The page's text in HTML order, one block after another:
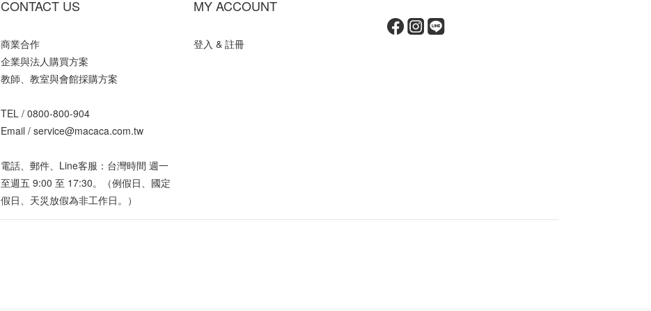
CONTACT US
商業合作
企業與法人購買方案
教師、教室與會館採購方案
TEL / 0800-800-904
Email / service@macaca.com.tw
電話、郵件、Line客服：台灣時間 週一
至週五 9:00 至 17:30。（例假日、國定
假日、天災放假為非工作日。）
MY ACCOUNT
登入 & 註冊